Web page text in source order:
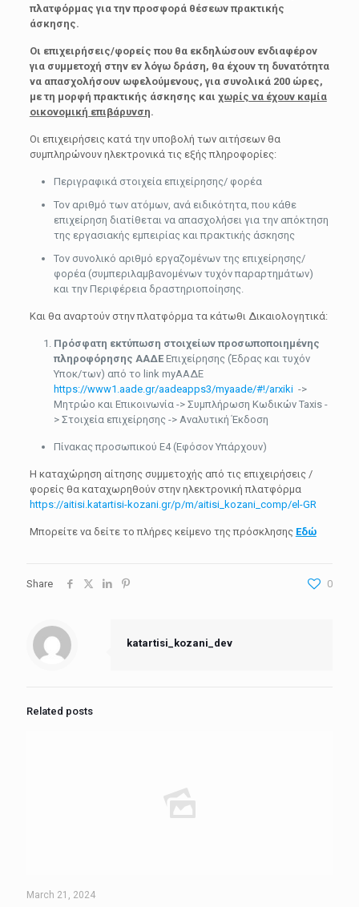
πλατφόρμας για την προσφορά θέσεων πρακτικής
άσκησης.
Οι επιχειρήσεις/φορείς που θα εκδηλώσουν ενδιαφέρον
για συμμετοχή στην εν λόγω δράση, θα έχουν τη δυνατότητα
να απασχολήσουν ωφελούμενους, για συνολικά 200 ώρες,
με τη μορφή πρακτικής άσκησης και χωρίς να έχουν καμία
οικονομική επιβάρυνση.
Οι επιχειρήσεις κατά την υποβολή των αιτήσεων θα
συμπληρώνουν ηλεκτρονικά τις εξής πληροφορίες:
Περιγραφικά στοιχεία επιχείρησης/ φορέα
Τον αριθμό των ατόμων, ανά ειδικότητα, που κάθε
επιχείρηση διατίθεται να απασχολήσει για την απόκτηση
της εργασιακής εμπειρίας και πρακτικής άσκησης
Τον συνολικό αριθμό εργαζομένων της επιχείρησης/
φορέα (συμπεριλαμβανομένων τυχόν παραρτημάτων)
και την Περιφέρεια δραστηριοποίησης.
Και θα αναρτούν στην πλατφόρμα τα κάτωθι Δικαιολογητικά:
Πρόσφατη εκτύπωση στοιχείων προσωποποιημένης
πληροφόρησης ΑΑΔΕΕπιχείρησης (Έδρας και τυχόν
Υποκ/των) από το link myΑΑΔΕ
https://www1.aade.gr/aadeapps3/myaade/#!/arxiki->
Μητρώο και Επικοινωνία -> Συμπλήρωση Κωδικών Taxis -
> Στοιχεία επιχείρησης -> Αναλυτική Έκδοση
Πίνακας προσωπικού E4 (Εφόσον Υπάρχουν)
Η καταχώρηση αίτησης συμμετοχής από τις επιχειρήσεις /
φορείς θα καταχωρηθούν στην ηλεκτρονική πλατφόρμα
https://aitisi.katartisi-kozani.gr/p/m/aitisi_kozani_comp/el-GR
Μπορείτε να δείτε το πλήρες κείμενο της πρόσκλησης Εδώ
Share 0
katartisi_kozani_dev
Related posts
March 21, 2024